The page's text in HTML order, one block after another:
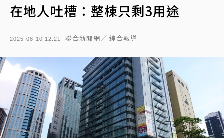
在地人吐槽：整棟只剩3用途
2025-08-10 12:21 聯合新聞網／ 綜合報導